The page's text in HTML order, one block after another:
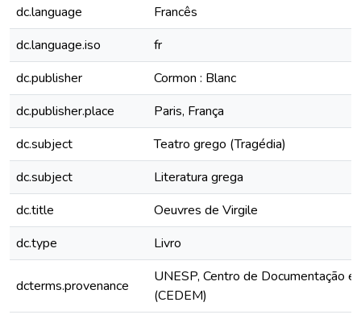
dc.language
Francês
dc.language.iso
fr
dc.publisher
Cormon : Blanc
dc.publisher.place
Paris, França
dc.subject
Teatro grego (Tragédia)
dc.subject
Literatura grega
dc.title
Oeuvres de Virgile
dc.type
Livro
dcterms.provenance
UNESP, Centro de Documentação e
(CEDEM)